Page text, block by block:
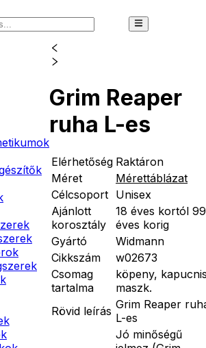
Grim Reaper
ruha L-es
Elérhetőség Raktáron
Méret
Mérettáblázat
Célcsoport Unisex
Ajánlott
korosztály
18 éves kortól 99
éves korig
Gyártó
Widmann
Cikkszám
w02673
Csomag
tartalma
köpeny,
maszk.
Rövid leírás Grim Reaper
L-es
Jó minőségű